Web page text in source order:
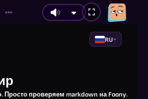
•••
RU
Просто проверяем markdown на Foony.